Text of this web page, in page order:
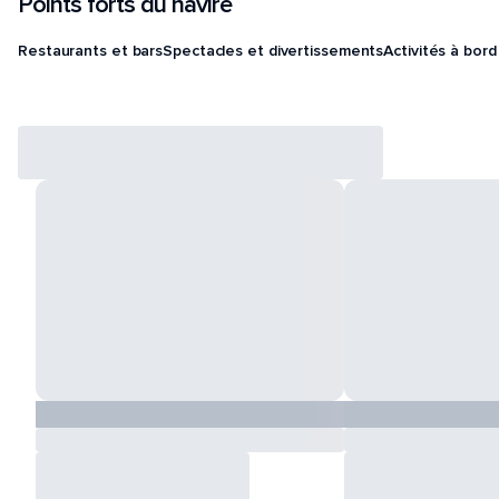
Restaurants et barsSpectacles et divertissementsActivités à bord